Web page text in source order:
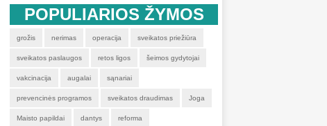
POPULIARIOS ŽYMOS
grožis nerimas operacija sveikatos priežiūra
sveikatos paslaugos retos ligos šeimos gydytojai
vakcinacija augalai sąnariai
prevencinės programos sveikatos draudimas Joga
Maisto papildai dantys reforma